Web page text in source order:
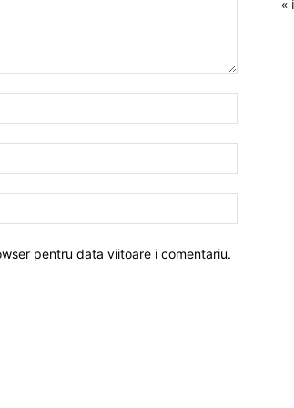
pentru data viitoare i comentariu.
«